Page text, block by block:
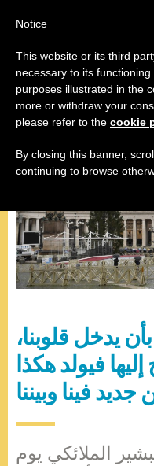
,صلاة التبشير الملائكي
يدخل قلوبنا،
فيولد هكذا
جديد فينا وبيننا
الملائكي يوم
Notice
This website or its third
necessary to its
purposes illustrated in the
more or withdraw your
please refer to the cookie
By closing this banner,
continuing to browse